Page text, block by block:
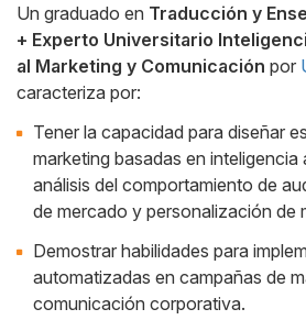
Cuerpo
Un graduado en Traducción y
+ Experto Universitario
al Marketing y Comunicación por
caracteriza por:
Tener la capacidad para diseñar
marketing basadas en inteligencia
análisis del comportamiento de
de mercado y personalización de
Demostrar habilidades para
automatizadas en campañas de
comunicación corporativa.